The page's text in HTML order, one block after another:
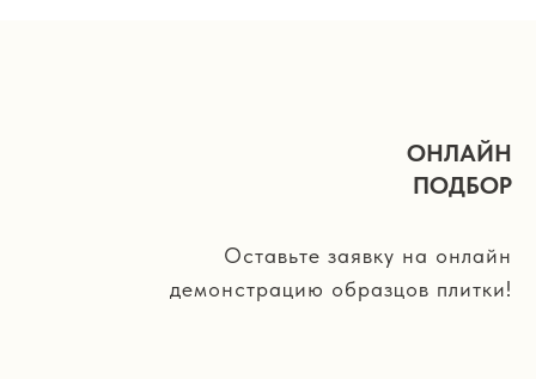
ОНЛАЙН
ПОДБОР
Оставьте заявку на онлайн
демонстрацию образцов плитки!